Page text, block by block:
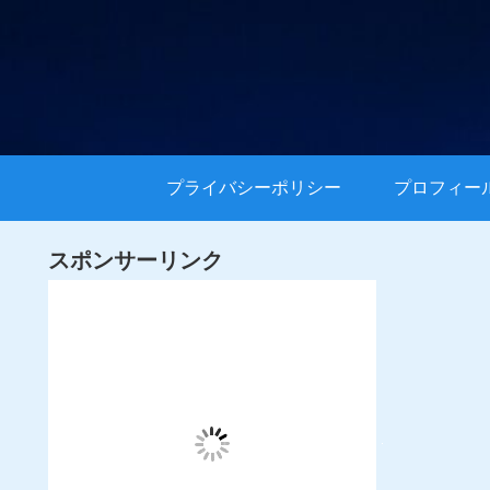
プライバシーポリシー プロフィー
スポンサーリンク